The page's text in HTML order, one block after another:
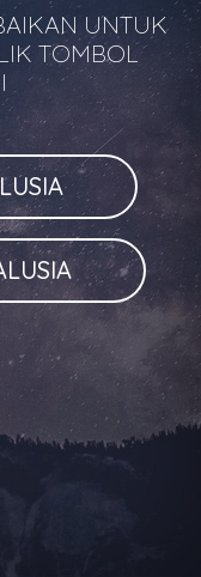
UNTUK
TOMBOL